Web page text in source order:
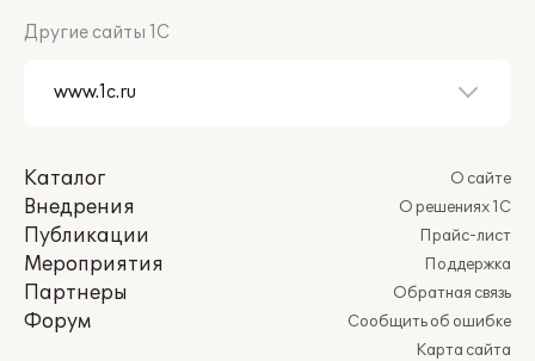
Другие сайты 1С
Каталог
Внедрения
Публикации
Мероприятия
Партнеры
Форум
О сайте
О решениях 1С
Прайс-лист
Поддержка
Обратная связь
Сообщить об ошибке
Карта сайта